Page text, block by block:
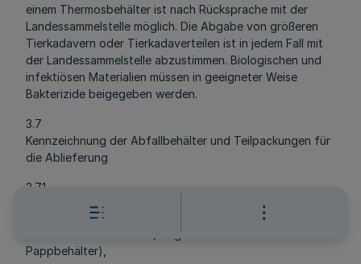
einem Thermosbehälter ist nach Rücksprache mit der
Landessammelstelle möglich. Die Abgabe von größeren
Tierkadavern oder Tierkadaverteilen ist in jedem Fall mit
der Landessammelstelle abzustimmen. Biologischen und
infektiösen Materialien müssen in geeigneter Weise
Bakterizide beigegeben werden.
3.7
Kennzeichnung der Abfallbehälter und Teilpackungen für
die Ablieferung
3.7.1
Die Abfallbehälter für radioaktive Abfälle müssen mit
- einer Behälternummer (ausgenommen 15 1
Pappbehälter),